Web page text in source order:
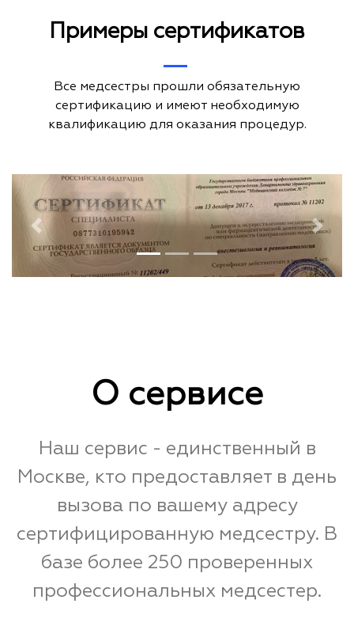
Примеры сертификатов
Все медсестры прошли обязательную
сертификацию и имеют необходимую
квалификацию для оказания процедур.
Previous Next
О сервисе
Наш сервис - единственный в
Москве, кто предоставляет в день
вызова по вашему адресу
сертифицированную медсестру. В
базе более 250 проверенных
профессиональных медсестер.